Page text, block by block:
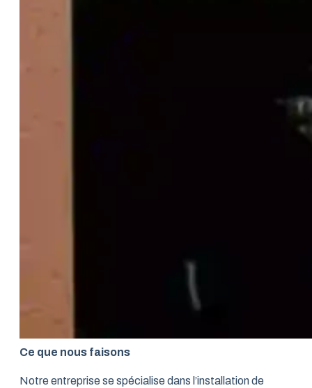
Ce que nous faisons
Notre entreprise se spécialise dans l’installation de